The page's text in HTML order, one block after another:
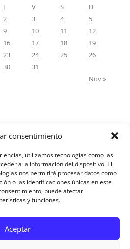
consentimiento
utilizamos tecnologías como las
a la información del dispositivo. El
nos permitirá procesar datos como
o las identificaciones únicas en este
puede afectar
y funciones.
Aceptar
J V S
D
2 3 4
5
9 10 11
12
16 17 18
19
23 24 25
26
30
31
Nov »
Contre toute attente. Commentaire
toute attente. Commentaire pour les